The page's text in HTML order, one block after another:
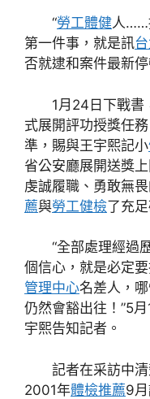
“勞工體健人……
第一件事，就是訊
否就逮和案件最新停
1月24日下戰書
式展開評功授獎任
準，賜與王宇熙記小
省公安廳展開送獎
虔誠履職、勇敢無
薦與勞工健檢了充足
“全部處理經過
個信心，就是必定
管理中心名差人，
仍然會豁出往！”5
宇熙告知記者。
記者在采訪中
2001年體檢推薦9